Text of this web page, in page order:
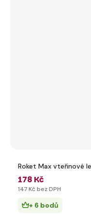
Roket Max vteřinové
178 Kč
147 Kč bez DPH
+ 6 bodů